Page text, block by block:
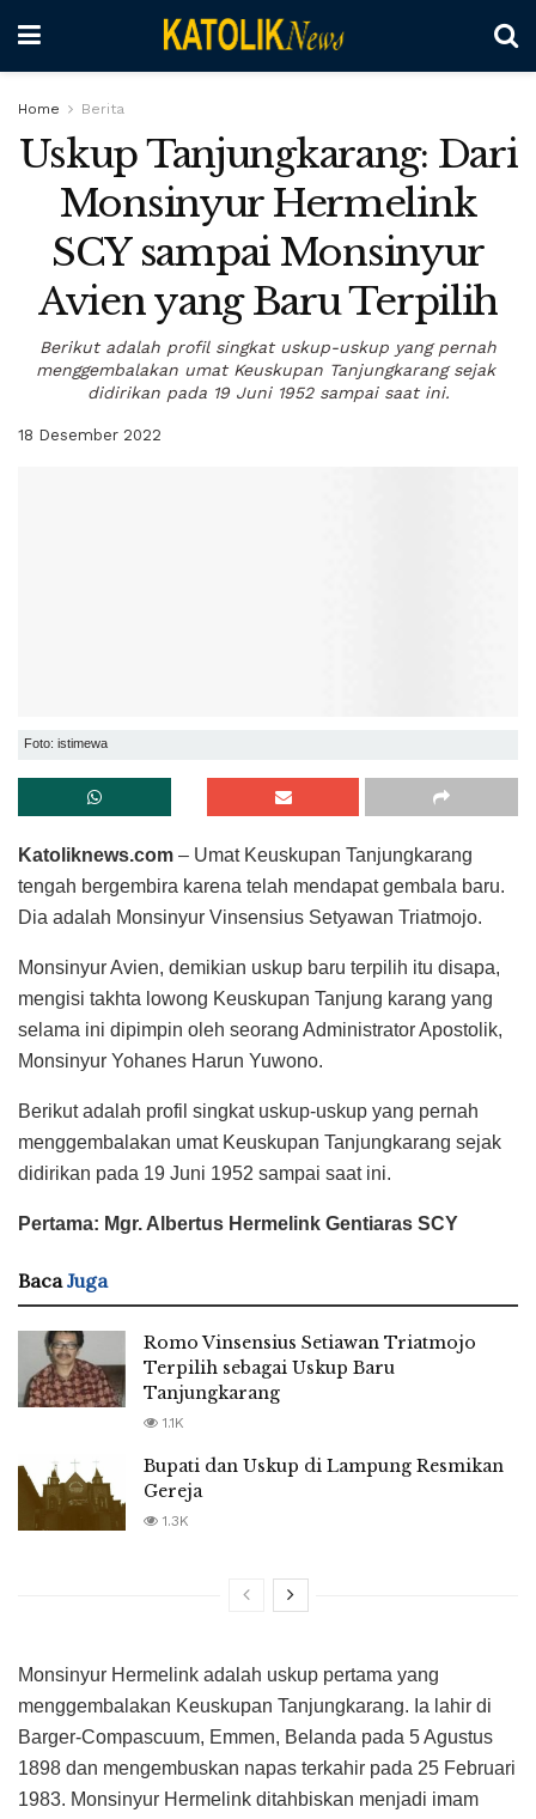
Home Berita
Uskup Tanjungkarang: Dari
Monsinyur Hermelink
SCY sampai Monsinyur
Avien yang Baru Terpilih
Berikut adalah profil singkat uskup-uskup yang pernah
menggembalakan umat Keuskupan Tanjungkarang sejak
didirikan pada 19 Juni 1952 sampai saat ini.
18 Desember 2022
Foto: istimewa
Katoliknews.com – Umat Keuskupan Tanjungkarang
tengah bergembira karena telah mendapat gembala baru.
Dia adalah Monsinyur Vinsensius Setyawan Triatmojo.
Monsinyur Avien, demikian uskup baru terpilih itu disapa,
mengisi takhta lowong Keuskupan Tanjung karang yang
selama ini dipimpin oleh seorang Administrator Apostolik,
Monsinyur Yohanes Harun Yuwono.
Berikut adalah profil singkat uskup-uskup yang pernah
menggembalakan umat Keuskupan Tanjungkarang sejak
didirikan pada 19 Juni 1952 sampai saat ini.
Pertama: Mgr. Albertus Hermelink Gentiaras SCY
Baca Juga
Romo Vinsensius Setiawan Triatmojo
Terpilih sebagai Uskup Baru
Tanjungkarang
1.1K
Bupati dan Uskup di Lampung Resmikan
Gereja
1.3K
Monsinyur Hermelink adalah uskup pertama yang
menggembalakan Keuskupan Tanjungkarang. Ia lahir di
Barger-Compascuum, Emmen, Belanda pada 5 Agustus
1898 dan mengembuskan napas terkahir pada 25 Februari
1983. Monsinyur Hermelink ditahbiskan menjadi imam